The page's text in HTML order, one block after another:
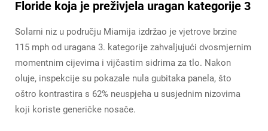
Floride koja je preživjela uragan kategorije 3
Solarni niz u području Miamija izdržao je vjetrove brzine
115 mph od uragana 3. kategorije zahvaljujući dvosmjernim
momentnim cijevima i vijčastim sidrima za tlo. Nakon
oluje, inspekcije su pokazale nula gubitaka panela, što
oštro kontrastira s 62% neuspjeha u susjednim nizovima
koji koriste generičke nosače.